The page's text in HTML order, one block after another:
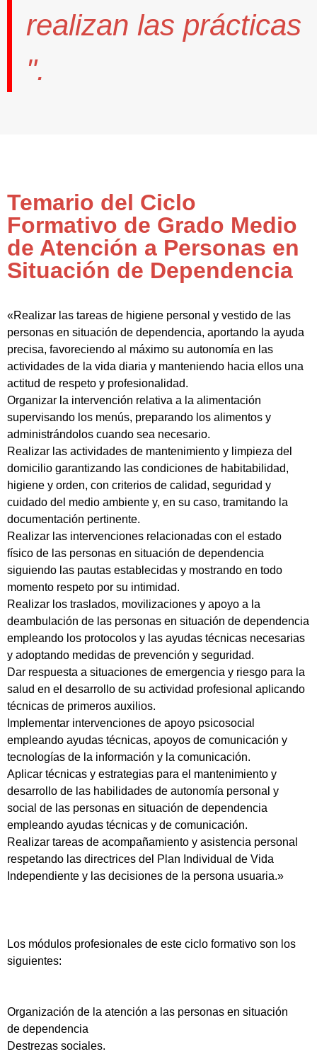
realizan las prácticas
".
Temario del Ciclo
Formativo de Grado Medio
de Atención a Personas en
Situación de Dependencia
«Realizar las tareas de higiene personal y vestido de las
personas en situación de dependencia, aportando la ayuda
precisa, favoreciendo al máximo su autonomía en las
actividades de la vida diaria y manteniendo hacia ellos una
actitud de respeto y profesionalidad.
Organizar la intervención relativa a la alimentación
supervisando los menús, preparando los alimentos y
administrándolos cuando sea necesario.
Realizar las actividades de mantenimiento y limpieza del
domicilio garantizando las condiciones de habitabilidad,
higiene y orden, con criterios de calidad, seguridad y
cuidado del medio ambiente y, en su caso, tramitando la
documentación pertinente.
Realizar las intervenciones relacionadas con el estado
físico de las personas en situación de dependencia
siguiendo las pautas establecidas y mostrando en todo
momento respeto por su intimidad.
Realizar los traslados, movilizaciones y apoyo a la
deambulación de las personas en situación de dependencia
empleando los protocolos y las ayudas técnicas necesarias
y adoptando medidas de prevención y seguridad.
Dar respuesta a situaciones de emergencia y riesgo para la
salud en el desarrollo de su actividad profesional aplicando
técnicas de primeros auxilios.
Implementar intervenciones de apoyo psicosocial
empleando ayudas técnicas, apoyos de comunicación y
tecnologías de la información y la comunicación.
Aplicar técnicas y estrategias para el mantenimiento y
desarrollo de las habilidades de autonomía personal y
social de las personas en situación de dependencia
empleando ayudas técnicas y de comunicación.
Realizar tareas de acompañamiento y asistencia personal
respetando las directrices del Plan Individual de Vida
Independiente y las decisiones de la persona usuaria.»
Los módulos profesionales de este ciclo formativo son los
siguientes:
Organización de la atención a las personas en situación
de dependencia
Destrezas sociales.